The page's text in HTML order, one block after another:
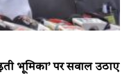
भूमिका’ पर सवाल उठाए